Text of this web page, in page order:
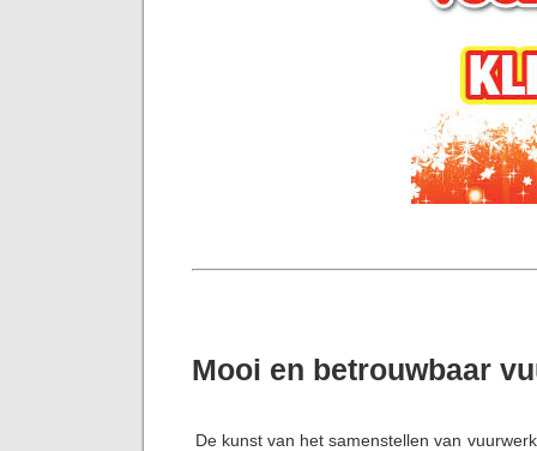
Mooi en betrouwbaar
De kunst van het samenstellen van